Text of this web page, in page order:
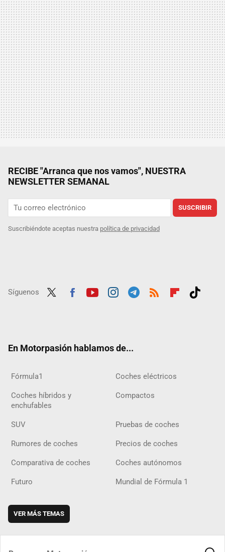
RECIBE "Arranca que nos vamos", NUESTRA
NEWSLETTER SEMANAL
SUSCRIBIR
Suscribiéndote aceptas nuestra política de privacidad
Síguenos
En Motorpasión hablamos de...
Fórmula1 Coches eléctricos
Coches híbridos y
enchufables
Compactos
SUV Pruebas de coches
Rumores de coches Precios de coches
Comparativa de coches Coches autónomos
Futuro Mundial de Fórmula 1
VER MÁS TEMAS